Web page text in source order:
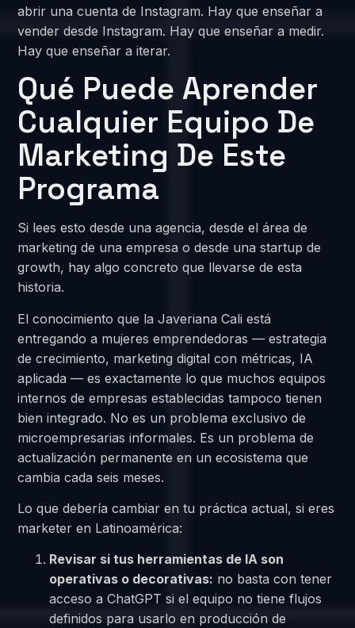
abrir una cuenta de Instagram. Hay que enseñar a
vender desde Instagram. Hay que enseñar a medir.
Hay que enseñar a iterar.
Qué Puede Aprender
Cualquier Equipo De
Marketing De Este
Programa
Si lees esto desde una agencia, desde el área de
marketing de una empresa o desde una startup de
growth, hay algo concreto que llevarse de esta
historia.
El conocimiento que la Javeriana Cali está
entregando a mujeres emprendedoras — estrategia
de crecimiento, marketing digital con métricas, IA
aplicada — es exactamente lo que muchos equipos
internos de empresas establecidas tampoco tienen
bien integrado. No es un problema exclusivo de
microempresarias informales. Es un problema de
actualización permanente en un ecosistema que
cambia cada seis meses.
Lo que debería cambiar en tu práctica actual, si eres
marketer en Latinoamérica:
Revisar si tus herramientas de IA son
operativas o decorativas: no basta con tener
acceso a ChatGPT si el equipo no tiene flujos
definidos para usarlo en producción de